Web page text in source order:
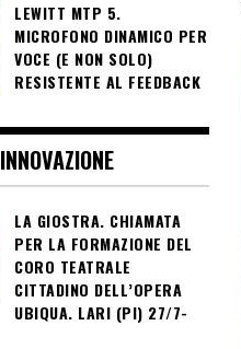
LEWITT MTP 5.
MICROFONO DINAMICO PER
VOCE (E NON SOLO)
RESISTENTE AL FEEDBACK
INNOVAZIONE
LA GIOSTRA. CHIAMATA
PER LA FORMAZIONE DEL
CORO TEATRALE
CITTADINO DELL’OPERA
UBIQUA. LARI (PI) 27/7-